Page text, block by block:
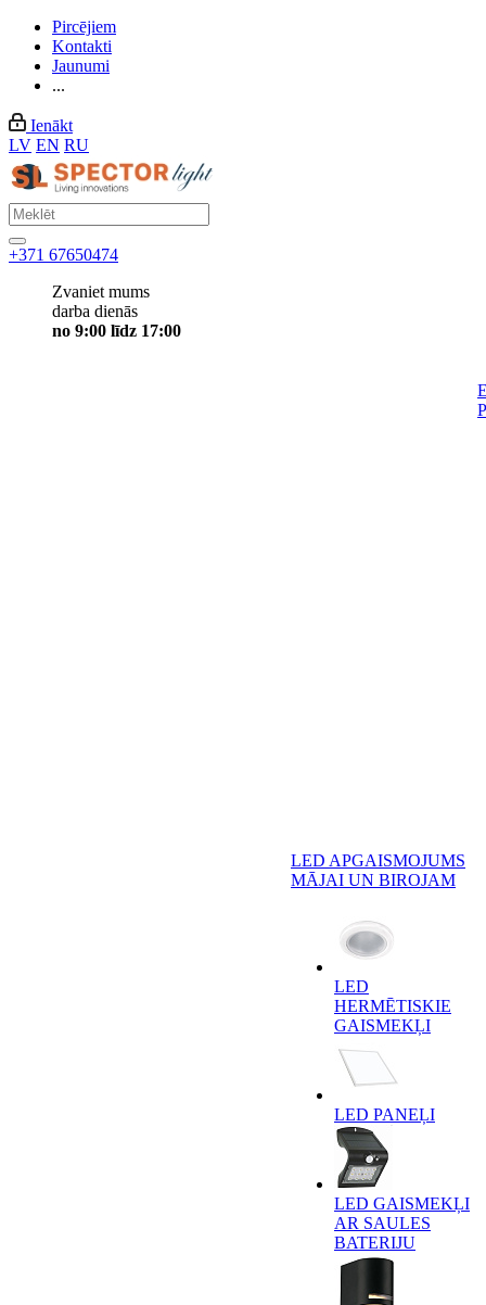
Pircējiem
Kontakti
Jaunumi
...
Ienākt
LV EN RU
+371 67650474
Zvaniet mums
darba dienās
no 9:00 līdz 17:00
LED APGAISMOJUMS
MĀJAI UN BIROJAM
LED
HERMĒTISKIE
GAISMEKĻI
LED PANEĻI
LED GAISMEKĻI
AR SAULES
BATERIJU